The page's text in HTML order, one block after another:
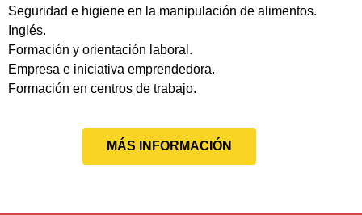
Seguridad e higiene en la manipulación de alimentos.
Inglés.
Formación y orientación laboral.
Empresa e iniciativa emprendedora.
Formación en centros de trabajo.
MÁS INFORMACIÓN